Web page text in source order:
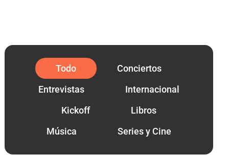
Conciertos
Entrevistas
Internacional
Kickoff
Libros
Música
Series y Cine
Todo